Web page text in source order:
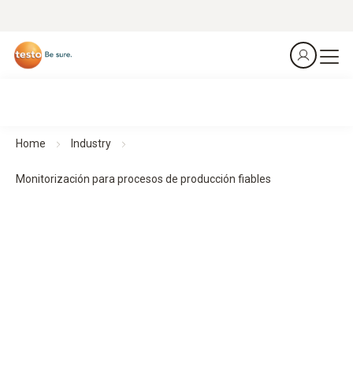
Home Industry
Monitorización para procesos de producción fiables